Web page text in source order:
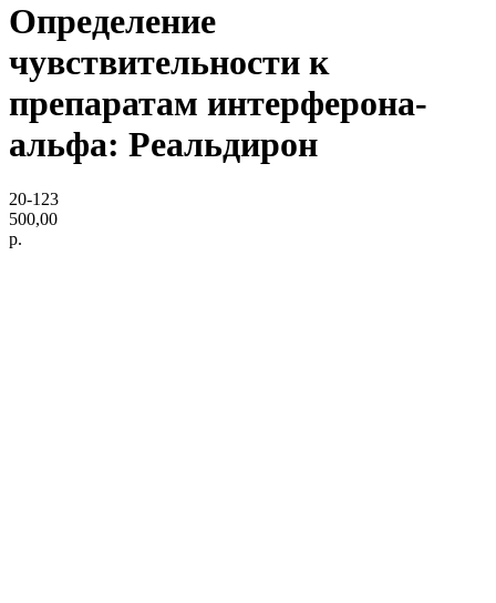
Определение
чувствительности к
препаратам интерферона-
альфа: Реальдирон
20-123
500,00
р.